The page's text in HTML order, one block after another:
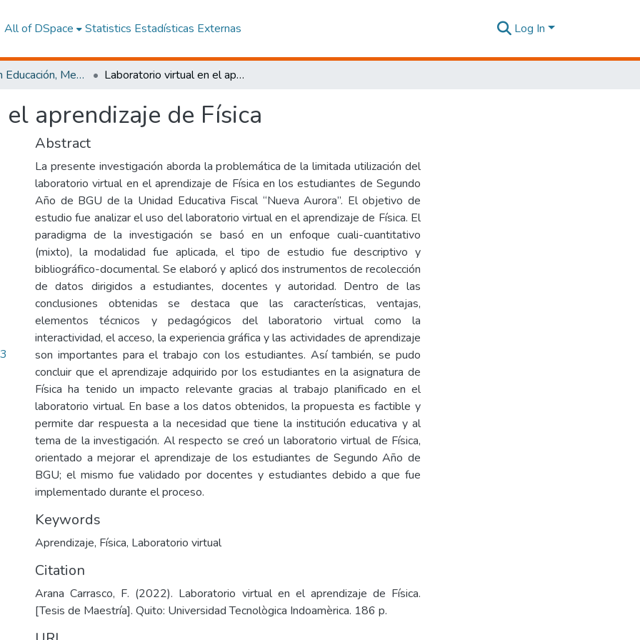
All of DSpace Statistics Estadísticas Externas Log In
Maestría en Educación, Mención Innovación y Liderazgo Educativo Laboratorio virtual en el aprendizaje de Física
aprendizaje de Física
Abstract
La presente investigación aborda la problemática de la limitada utilización del
laboratorio virtual en el aprendizaje de Física en los estudiantes de Segundo
Año de BGU de la Unidad Educativa Fiscal “Nueva Aurora”. El objetivo de
estudio fue analizar el uso del laboratorio virtual en el aprendizaje de Física. El
paradigma de la investigación se basó en un enfoque cuali-cuantitativo
(mixto), la modalidad fue aplicada, el tipo de estudio fue descriptivo y
bibliográfico-documental. Se elaboró y aplicó dos instrumentos de recolección
de datos dirigidos a estudiantes, docentes y autoridad. Dentro de las
conclusiones obtenidas se destaca que las características, ventajas,
elementos técnicos y pedagógicos del laboratorio virtual como la
interactividad, el acceso, la experiencia gráfica y las actividades de aprendizaje
son importantes para el trabajo con los estudiantes. Así también, se pudo
concluir que el aprendizaje adquirido por los estudiantes en la asignatura de
Física ha tenido un impacto relevante gracias al trabajo planificado en el
laboratorio virtual. En base a los datos obtenidos, la propuesta es factible y
permite dar respuesta a la necesidad que tiene la institución educativa y al
tema de la investigación. Al respecto se creó un laboratorio virtual de Física,
orientado a mejorar el aprendizaje de los estudiantes de Segundo Año de
BGU; el mismo fue validado por docentes y estudiantes debido a que fue
implementado durante el proceso.
Keywords
Aprendizaje, Física, Laboratorio virtual
Citation
Arana Carrasco, F. (2022). Laboratorio virtual en el aprendizaje de Física.
[Tesis de Maestría]. Quito: Universidad Tecnològica Indoamèrica. 186 p.